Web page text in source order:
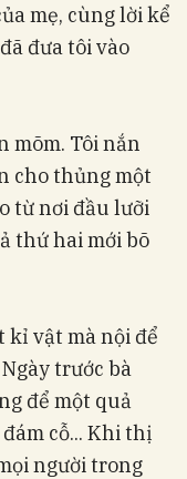
mẹ, cùng lời kể
đưa tôi vào
mõm. Tôi nắn
cho thủng một
từ nơi đầu lưỡi
thứ hai mới bõ
kỉ vật mà nội để
trước bà
để một quả
cỗ... Khi thị
người trong